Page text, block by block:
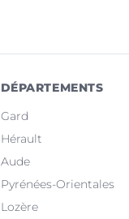
DÉPARTEMENTS
Gard
Hérault
Aude
Pyrénées-Orientales
Lozère